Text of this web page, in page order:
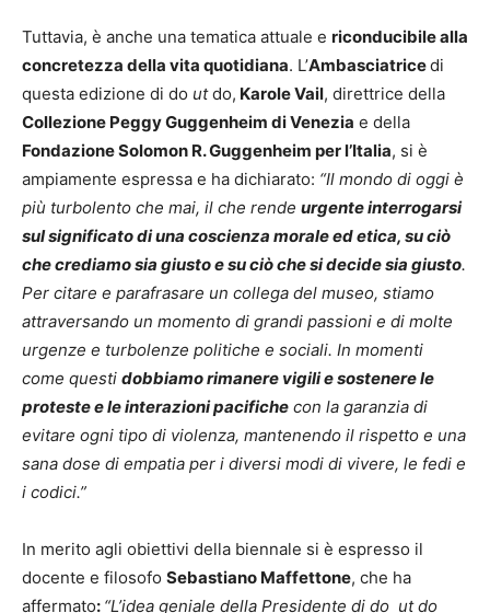
Tuttavia, è anche una tematica attuale e riconducibile alla
concretezza della vita quotidiana. L’Ambasciatricedi
questa edizione di do utdo, Karole Vail, direttrice della
Collezione Peggy Guggenheim di Venezia e della
Fondazione Solomon R. Guggenheim per l’Italia, si è
ampiamente espressa e ha dichiarato: “Il mondo di oggi è
più turbolento che mai, il che rende urgente interrogarsi
sul significato di una coscienza morale ed etica, su ciò
che crediamo sia giusto e su ciò che si decide sia giusto.
Per citare e parafrasare un collega del museo, stiamo
attraversando un momento di grandi passioni e di molte
urgenze e turbolenze politiche e sociali. In momenti
come questi dobbiamo rimanere vigili e sostenere le
proteste e le interazioni pacifiche con la garanzia di
evitare ogni tipo di violenza, mantenendo il rispetto e una
sana dose di empatia per i diversi modi di vivere, le fedi e
i codici.”
In merito agli obiettivi della biennale si è espresso il
docente e filosofo Sebastiano Maffettone, che ha
affermato: “L’idea geniale della Presidente di do ut do